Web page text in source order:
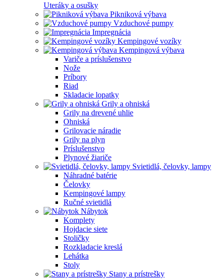
Uteráky a osušky
Pikniková výbava
Vzduchové pumpy
Impregnácia
Kempingové vozíky
Kempingová výbava
Variče a príslušenstvo
Nože
Príbory
Riad
Skladacie lopatky
Grily a ohniská
Grily na drevené uhlie
Ohniská
Grilovacie náradie
Grily na plyn
Príslušenstvo
Plynové žiariče
Svietidlá, čelovky, lampy
Náhradné batérie
Čelovky
Kempingové lampy
Ručné svietidlá
Nábytok
Komplety
Hojdacie siete
Stoličky
Rozkladacie kreslá
Lehátka
Stoly
Stany a prístrešky